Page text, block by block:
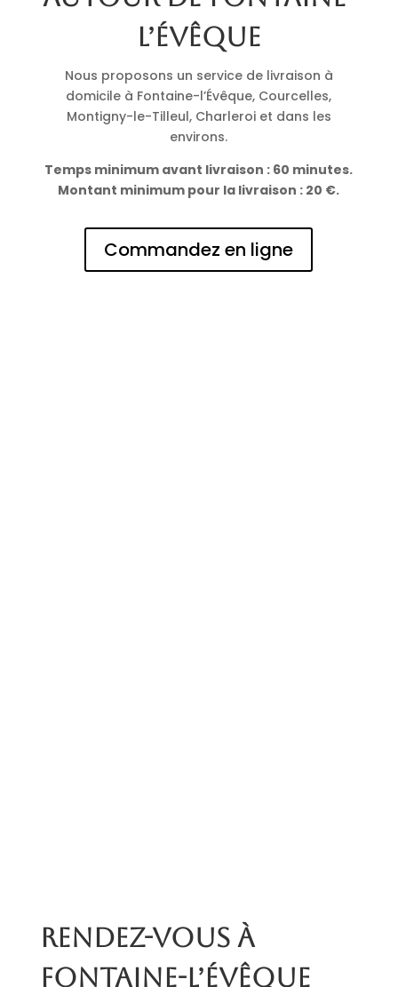
l’Évêque
Nous proposons un service de livraison à
domicile à Fontaine-l’Évêque, Courcelles,
Montigny-le-Tilleul, Charleroi et dans les
environs.
Temps minimum avant livraison : 60 minutes.
Montant minimum pour la livraison : 20 €.
Commandez en ligne
Rendez-vous à
Fontaine-l’Évêque